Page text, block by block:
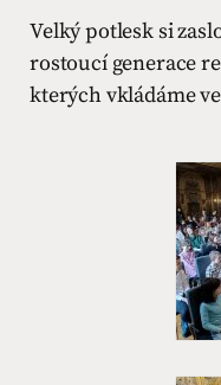
Velký potlesk si
rostoucí generace
kterých vkládáme